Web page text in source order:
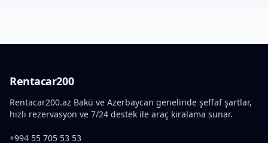
Rentacar200
Rentacar200.az Bakü ve Azerbaycan genelinde şeffaf şartlar,
hızlı rezervasyon ve 7/24 destek ile araç kiralama sunar.
+994 55 705 53 53